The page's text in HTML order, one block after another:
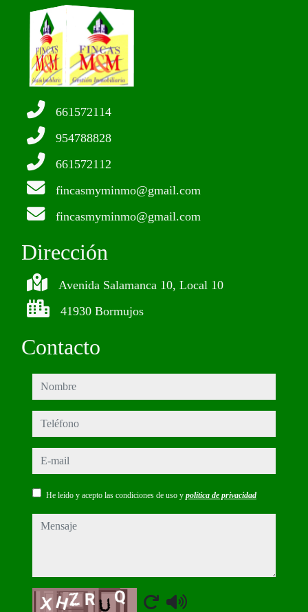
661572114
954788828
661572112
fincasmyminmo@gmail.com
fincasmyminmo@gmail.com
Dirección
Avenida Salamanca 10, Local 10
41930 Bormujos
Contacto
nombre
teléfono
e-mail
He leído y acepto las condiciones de uso y política de privacidad
mensaje
Captcha